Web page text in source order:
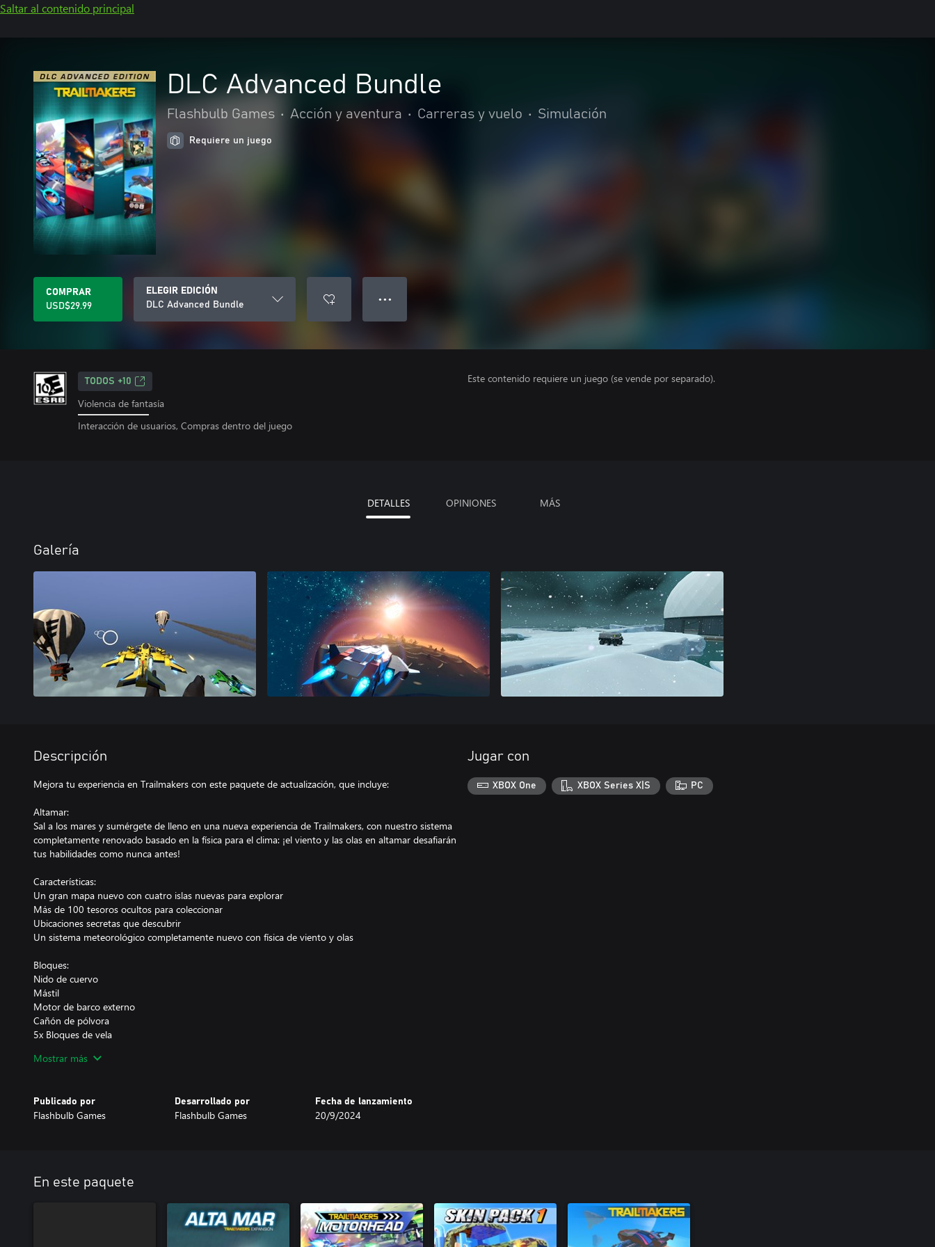
Saltar al contenido principal
DLC Advanced Bundle
Flashbulb Games • Acción y aventura • Carreras y vuelo • Simulación
Requiere un juego
COMPRAR
USD$29.99
ELEGIR EDICIÓN
DLC Advanced Bundle
● ● ●
TODOS +10
Violencia de fantasía
Interacción de usuarios, Compras dentro del juego
Este contenido requiere un juego (se vende por separado).
DETALLES OPINIONES MÁS
Galería
Descripción
Mejora tu experiencia en Trailmakers con este paquete de actualización, que incluye:
Altamar:
Sal a los mares y sumérgete de lleno en una nueva experiencia de Trailmakers, con nuestro sistema
completamente renovado basado en la física para el clima: ¡el viento y las olas en altamar desafiarán
tus habilidades como nunca antes!
Características:
Un gran mapa nuevo con cuatro islas nuevas para explorar
Más de 100 tesoros ocultos para coleccionar
Ubicaciones secretas que descubrir
Un sistema meteorológico completamente nuevo con física de viento y olas
Bloques:
Nido de cuervo
Mástil
Motor de barco externo
Cañón de pólvora
5x Bloques de vela
Loro cantante
Paquete de Skins:
Cromo
Mostrar más
Publicado por
Flashbulb Games
Desarrollado por
Flashbulb Games
Fecha de lanzamiento
20/9/2024
Jugar con
XBOX One XBOX Series X|S PC
En este paquete